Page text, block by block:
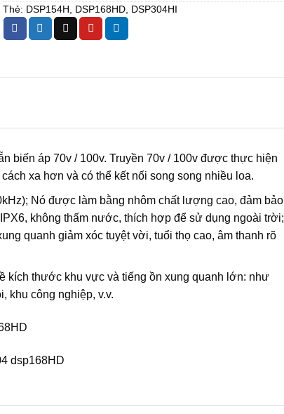
Thẻ: DSP154H DSP168HD, DSP304HI
biến áp 70v / 100v. Truyền 70v / 100v được thực hiện
xa hơn và có thể kết nối song song nhiều loa.
Nó được làm bằng nhôm chất lượng cao, đảm bảo
không thấm nước, thích hợp để sử dụng ngoài trời;
quanh giảm xóc tuyệt vời, tuổi thọ cao, âm thanh rõ
kích thước khu vực và tiếng ồn xung quanh lớn: như
khu công nghiệp, v.v.